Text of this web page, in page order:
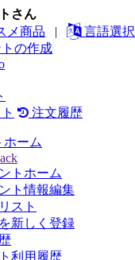
さん
メ商品 | 言語選択
の作成
注文履歴
ーム
トホーム
ト情報編集
スト
新しく登録
利用履歴